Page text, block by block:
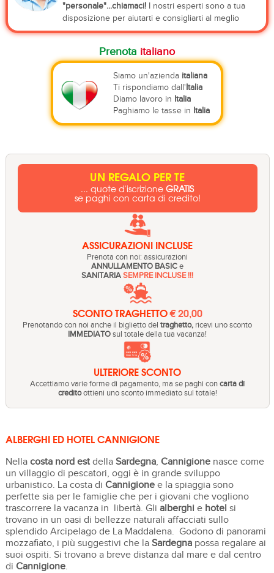
"personale"...chiamaci!I nostri esperti sono a tua
disposizione per aiutarti e consigliarti al meglio
Prenota italiano
Siamo un'azienda italiana
Ti rispondiamo dall'Italia
Diamo lavoro in Italia
Paghiamo le tasse in Italia
UN REGALO PER TE
... quote d'iscrizioneGRATIS
se paghi con carta di credito!
ASSICURAZIONI INCLUSE
Prenota con noi: assicurazioni
ANNULLAMENTO BASICe
SANITARIASEMPRE INCLUSE !!!
SCONTO TRAGHETTO€ 20,00
Prenotando con noi anche il biglietto deltraghetto, ricevi uno sconto
IMMEDIATOsul totale della tua vacanza!
ULTERIORE SCONTO
Accettiamo varie forme di pagamento, ma se paghi concarta di
creditoottieni uno sconto immediato sul totale!
ALBERGHI ED HOTEL CANNIGIONE
Nella costa nord estdella Sardegna, Cannigionenasce come
un villaggio di pescatori, oggi è in grande sviluppo
urbanistico. La costa di Cannigione e la spiaggia sono
perfette sia per le famiglie che per i giovani che vogliono
trascorrere la vacanza in libertà. Gli alberghi e hotel si
trovano in un oasi di bellezze naturali affacciati sullo
splendido Arcipelago de La Maddalena. Godono di panorami
mozzafiato, i più suggestivi che la Sardegnapossa regalare ai
suoi ospiti. Si trovano a breve distanza dal mare e dal centro
di Cannigione.